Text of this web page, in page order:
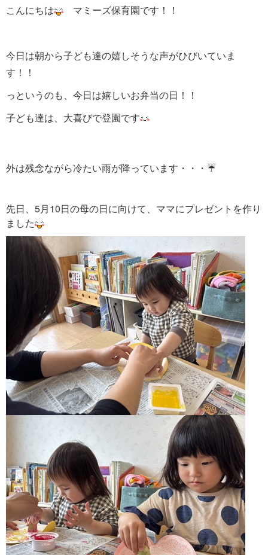
こんにちは マミーズ保育園です！！
今日は朝から子ども達の嬉しそうな声がひびいていま
す！！
っというのも、今日は嬉しいお弁当の日！！
子ども達は、大喜びで登園です
外は残念ながら冷たい雨が降っています・・・☔
先日、5月10日の母の日に向けて、ママにプレゼントを作り
ました